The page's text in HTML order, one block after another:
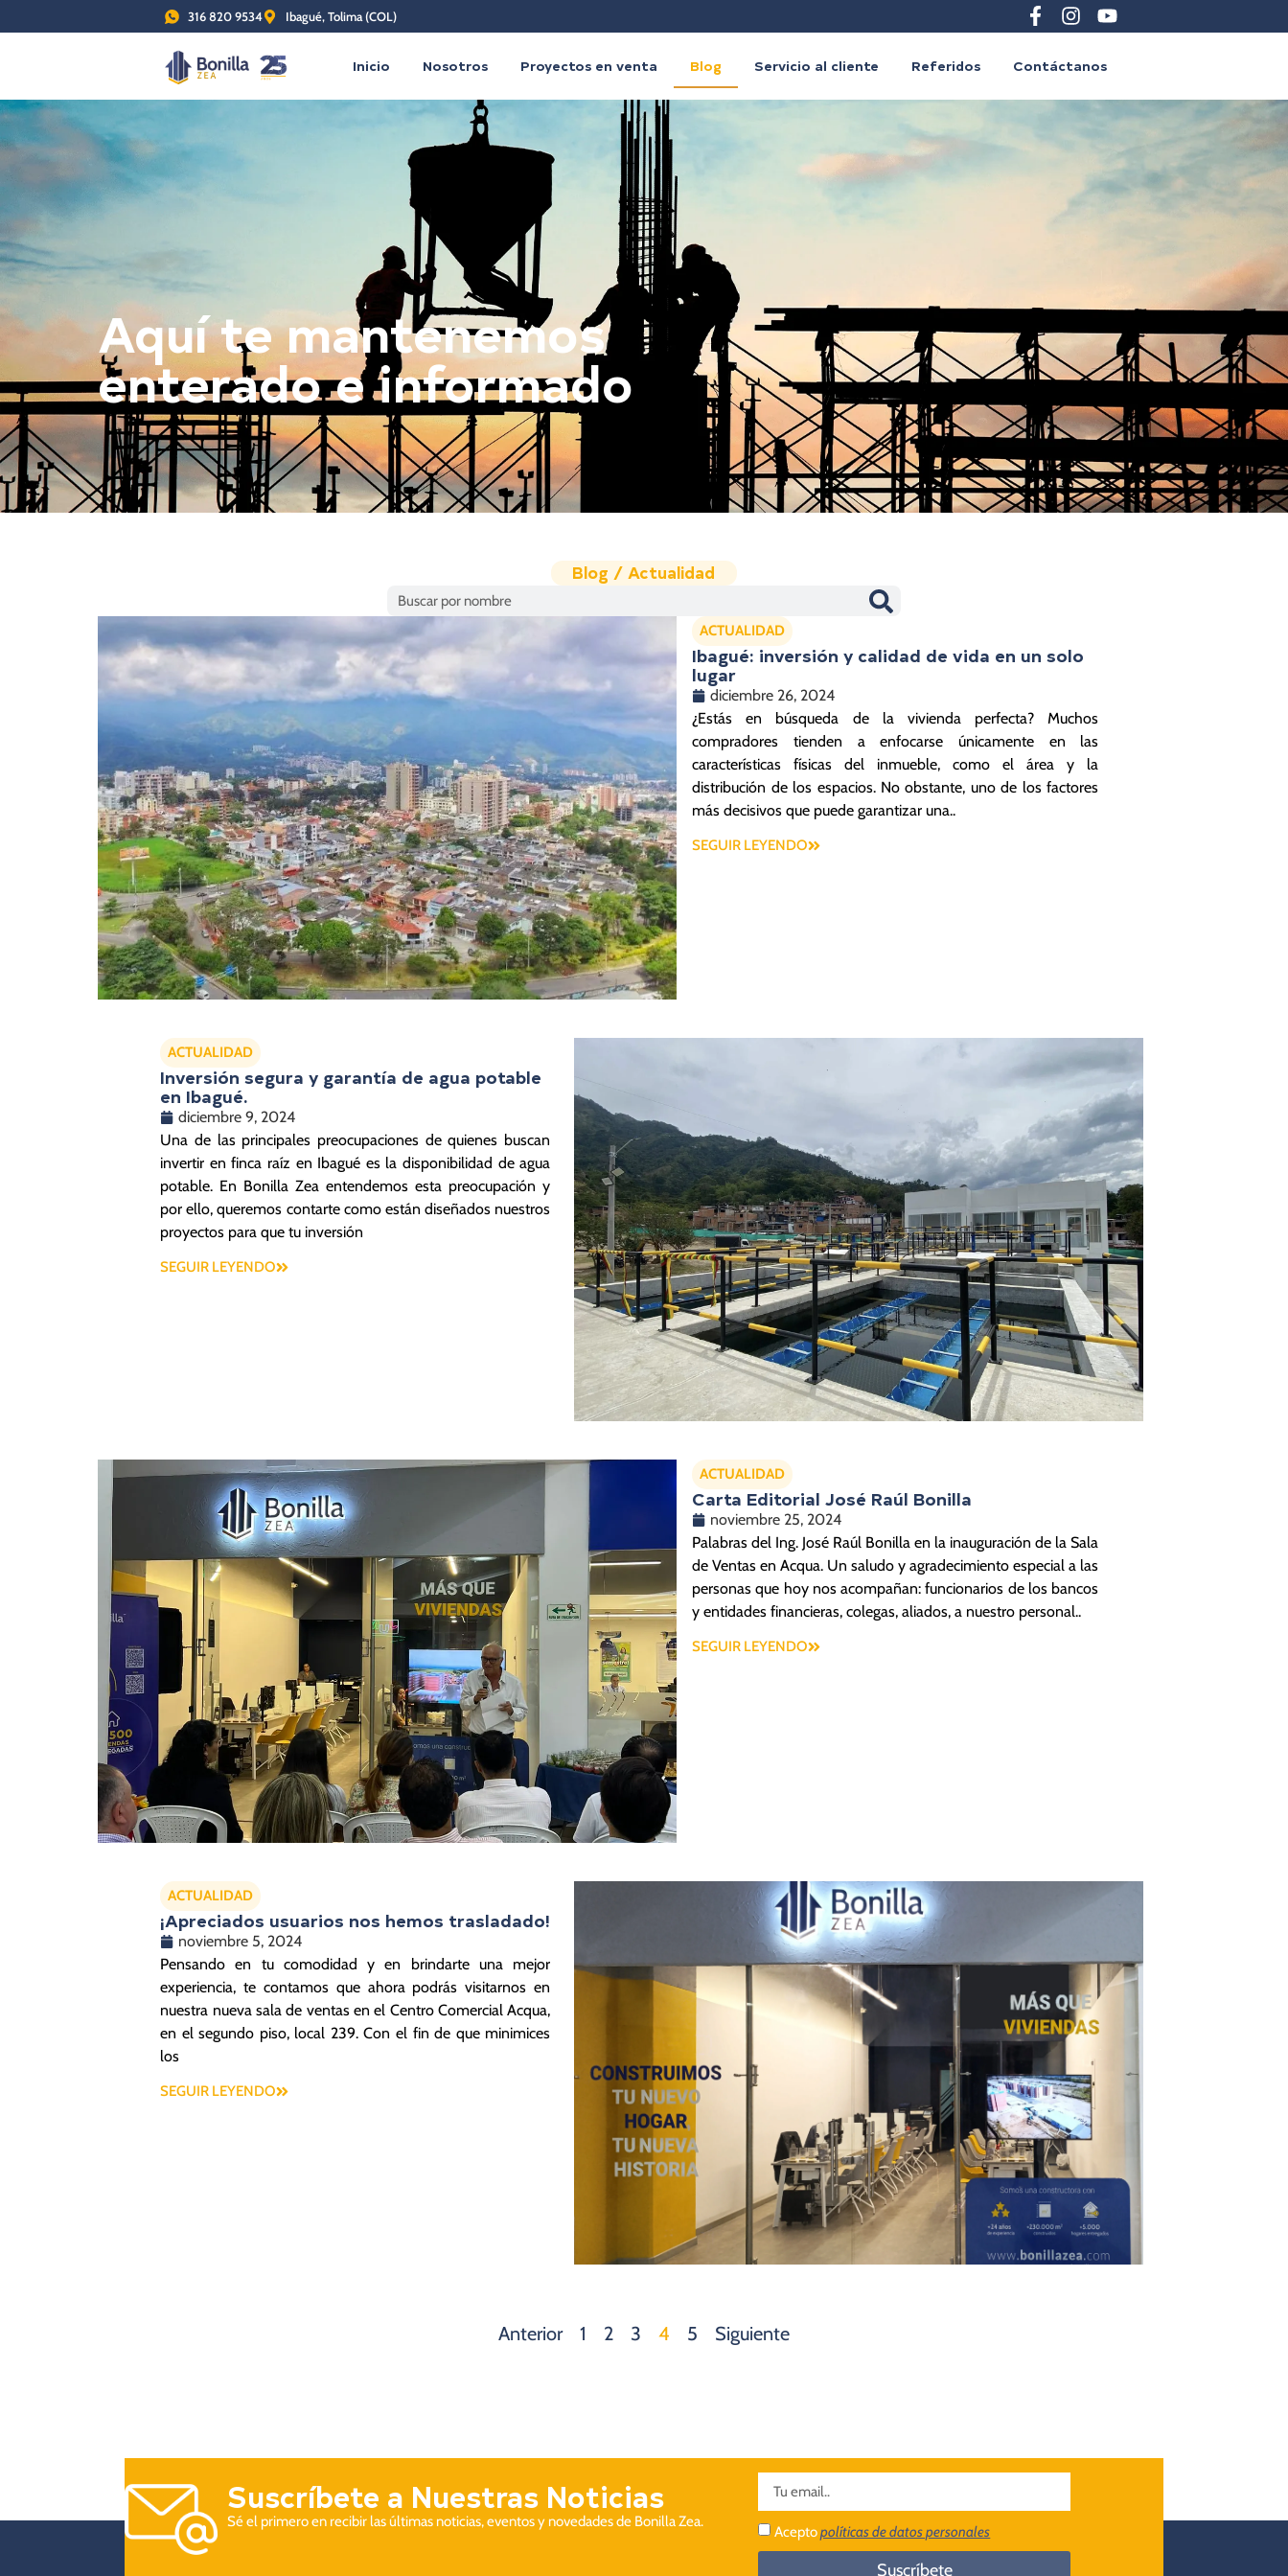
316 820 9534 Ibagué, Tolima (COL)
Inicio Nosotros Proyectos en venta Blog Servicio al cliente Referidos Contáctanos
Aquí te mantenemos
enterado e informado
Blog / Actualidad
ACTUALIDAD
Ibagué: inversión y calidad de vida en un solo
lugar
diciembre 26, 2024
¿Estás en búsqueda de la vivienda perfecta? Muchos
compradores tienden a enfocarse únicamente en las
características físicas del inmueble, como el área y la
distribución de los espacios. No obstante, uno de los factores
más decisivos que puede garantizar una..
SEGUIR LEYENDO
ACTUALIDAD
Inversión segura y garantía de agua potable
en Ibagué.
diciembre 9, 2024
Una de las principales preocupaciones de quienes buscan
invertir en finca raíz en Ibagué es la disponibilidad de agua
potable. En Bonilla Zea entendemos esta preocupación y
por ello, queremos contarte como están diseñados nuestros
proyectos para que tu inversión
SEGUIR LEYENDO
ACTUALIDAD
Carta Editorial José Raúl Bonilla
noviembre 25, 2024
Palabras del Ing. José Raúl Bonilla en la inauguración de la Sala
de Ventas en Acqua. Un saludo y agradecimiento especial a las
personas que hoy nos acompañan: funcionarios de los bancos
y entidades financieras, colegas, aliados, a nuestro personal..
SEGUIR LEYENDO
ACTUALIDAD
¡Apreciados usuarios nos hemos trasladado!
noviembre 5, 2024
Pensando en tu comodidad y en brindarte una mejor
experiencia, te contamos que ahora podrás visitarnos en
nuestra nueva sala de ventas en el Centro Comercial Acqua,
en el segundo piso, local 239. Con el fin de que minimices
los
SEGUIR LEYENDO
Anterior 1 2 3 4 5 Siguiente
Suscríbete a Nuestras Noticias
Sé el primero en recibir las últimas noticias, eventos y novedades de Bonilla Zea.
Aceptopolíticas de datos personales
Suscríbete